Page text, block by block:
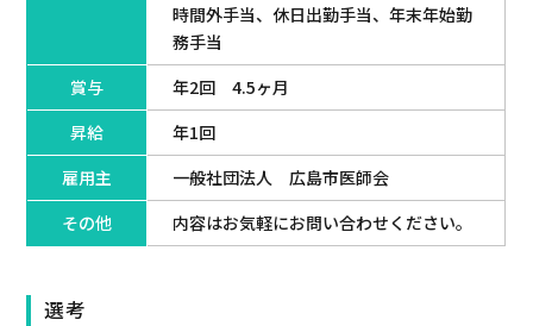
時間外手当、休日出勤手当、年末年始勤
務手当
賞与
年2回 4.5ヶ月
昇給
年1回
雇用主
一般社団法人 広島市医師会
その他
内容はお気軽にお問い合わせください。
選考